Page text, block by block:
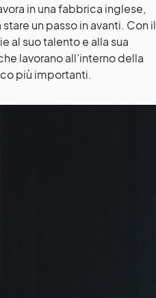
in una fabbrica inglese,
un passo in avanti. Con il
al suo talento e alla sua
lavorano all’interno della
più importanti.